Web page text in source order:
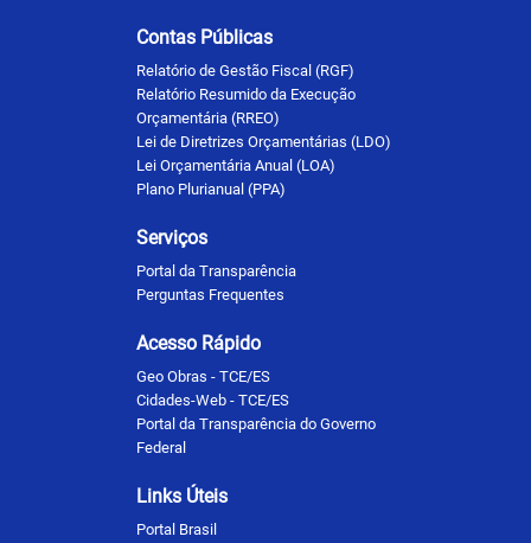
Contas Públicas
Relatório de Gestão Fiscal (RGF)
Relatório Resumido da Execução
Orçamentária (RREO)
Lei de Diretrizes Orçamentárias (LDO)
Lei Orçamentária Anual (LOA)
Plano Plurianual (PPA)
Serviços
Portal da Transparência
Perguntas Frequentes
Acesso Rápido
Geo Obras - TCE/ES
Cidades-Web - TCE/ES
Portal da Transparência do Governo
Federal
Links Úteis
Portal Brasil